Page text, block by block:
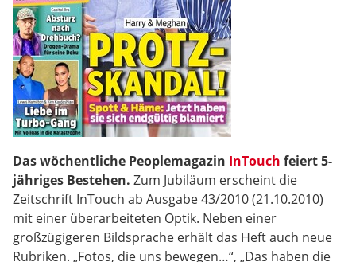
Das wöchentliche Peoplemagazin InTouch feiert 5-
jähriges Bestehen. Zum Jubiläum erscheint die
Zeitschrift InTouch ab Ausgabe 43/2010 (21.10.2010)
mit einer überarbeiteten Optik. Neben einer
großzügigeren Bildsprache erhält das Heft auch neue
Rubriken. „Fotos, die uns bewegen…“, „Das haben die